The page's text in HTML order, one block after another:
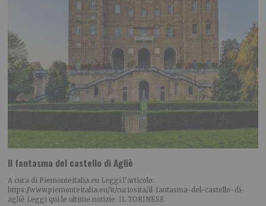
Il fantasma del castello di Agliè
A cura di Piemonteitalia.eu Leggi l’articolo:
https://www.piemonteitalia.eu/it/curiosita/il-fantasma-del-castello-di-
agliè Leggi qui le ultime notizie: IL TORINESE